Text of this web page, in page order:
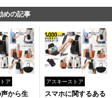
めの記事
ア
から生
アスキーストア
スマホに関するある